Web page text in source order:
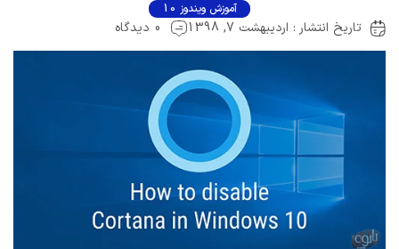
: اردیبهشت 7, 1398 0 دیدگاه